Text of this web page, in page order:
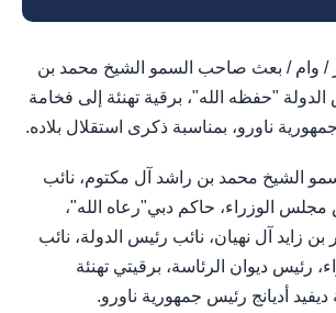
في 31 يناير / وام / بعث صاحب السمو الشيخ محمد بن
الدولة "حفظه الله"، برقية تهنئة إلى فخامة
ناورو، بمناسبة ذكرى استقلال بلاده.
الشيخ محمد بن راشد آل مكتوم، نائب
مجلس الوزراء، حاكم دبي"رعاه الله"،
زايد آل نهيان، نائب رئيس الدولة، نائب
رئيس ديوان الرئاسة، برقيتي تهنئة
أديانج رئيس جمهورية ناورو.